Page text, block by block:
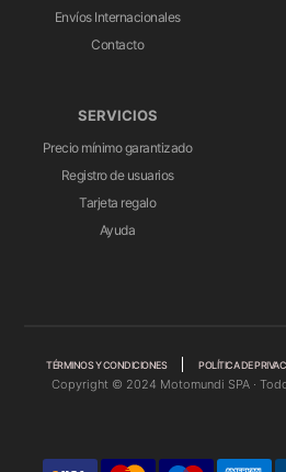
Envíos Internacionales
Contacto
SERVICIOS
Precio mínimo garantizado
Registro de usuarios
Tarjeta regalo
Ayuda
TÉRMINOS Y CONDICIONES POLÍTICA DE
Copyright © 2024 Motomundi SPA ·